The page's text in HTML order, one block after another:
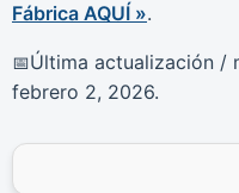
Fábrica AQUÍ ».
📅Última actualización /
febrero 2, 2026.